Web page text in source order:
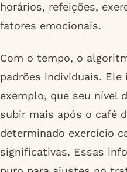
horários, refeições,
fatores emocionais.
Com o tempo, o
padrões individuais.
exemplo, que seu nível
subir mais após o café
determinado exercício
significativas. Essas